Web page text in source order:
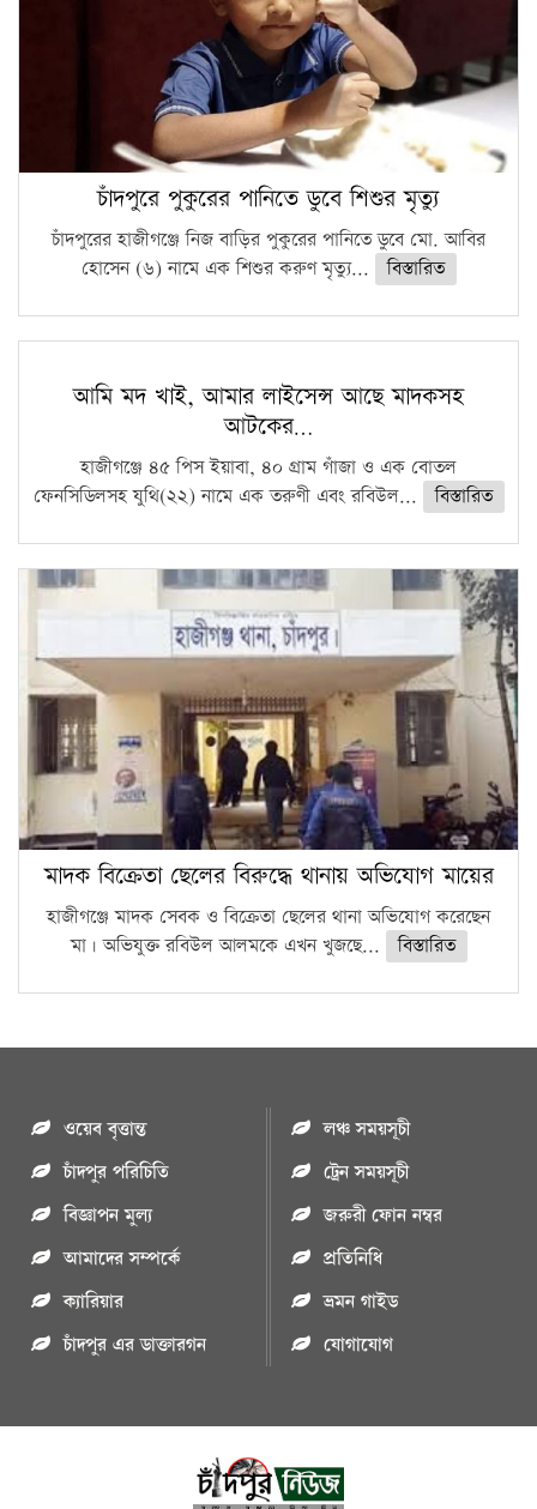
চাঁদপুরে পুকুরের পানিতে ডুবে শিশুর মৃত্যু
চাঁদপুরের হাজীগঞ্জে নিজ বাড়ির পুকুরের পানিতে ডুবে মো. আবির
হোসেন (৬) নামে এক শিশুর করুণ মৃত্যু...
বিস্তারিত
আমি মদ খাই, আমার লাইসেন্স আছে মাদকসহ
আটকের…
হাজীগঞ্জে ৪৫ পিস ইয়াবা, ৪০ গ্রাম গাঁজা ও এক বোতল
ফেনসিডিলসহ যুথি(২২) নামে এক তরুণী এবং রবিউল...
বিস্তারিত
মাদক বিক্রেতা ছেলের বিরুদ্ধে থানায় অভিযোগ মায়ের
হাজীগঞ্জে মাদক সেবক ও বিক্রেতা ছেলের থানা অভিযোগ করেছেন
মা। অভিযুক্ত রবিউল আলমকে এখন খুজছে...
বিস্তারিত
ওয়েব বৃত্তান্ত
চাঁদপুর পরিচিতি
বিজ্ঞাপন মুল্য
আমাদের সম্পর্কে
ক্যারিয়ার
চাঁদপুর এর ডাক্তারগন
লঞ্চ সময়সূচী
ট্রেন সময়সূচী
জরুরী ফোন নম্বর
প্রতিনিধি
ভ্রমন গাইড
যোগাযোগ